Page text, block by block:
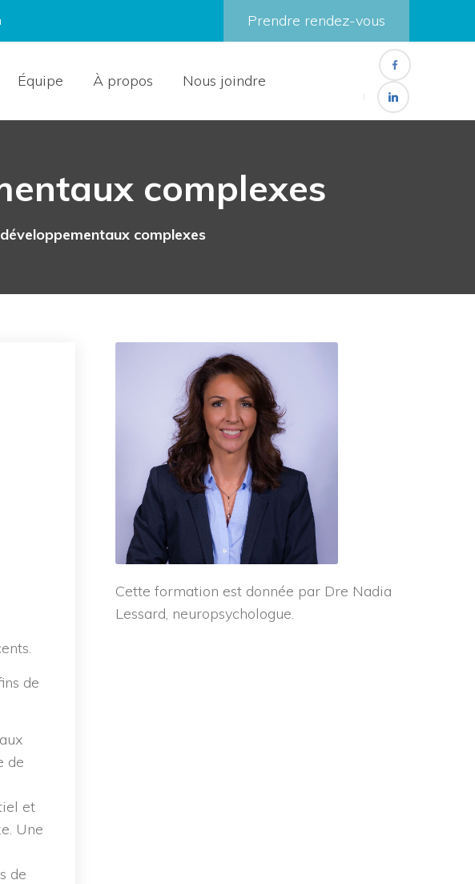
Prendre rendez-vous
Équipe À propos Nous joindre
complexes
complexes
de
de
et
Une
de
Cette formation est donnée par Dre Nadia
Lessard, neuropsychologue.